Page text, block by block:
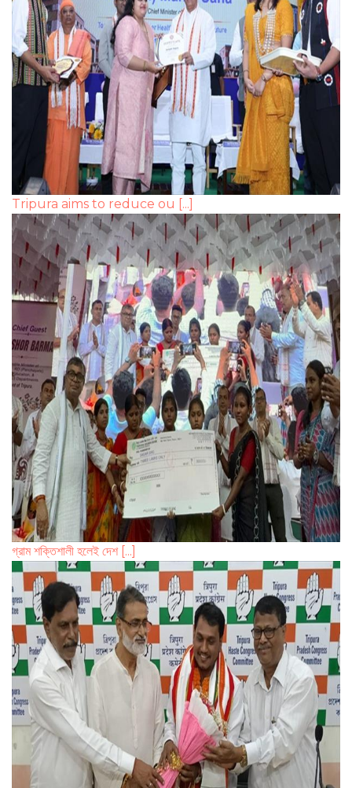
Tripura aims to reduce ou [...]
গ্রাম শক্তিশালী হলেই দেশ [...]